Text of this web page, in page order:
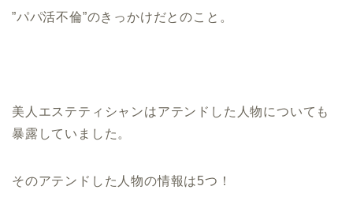
”パパ活不倫”のきっかけだとのこと。
美人エステティシャンはアテンドした人物についても
暴露していました。
そのアテンドした人物の情報は5つ！